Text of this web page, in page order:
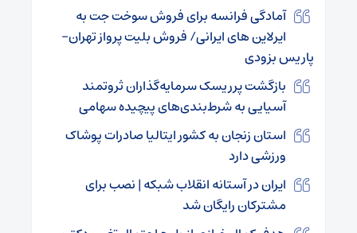
آمادگی فرانسه برای فروش سوخت جت به
ایرلاین های ایرانی/ فروش بلیت پرواز تهران-
پاریس بزودی
بازگشت پرریسک سرمایه‌گذاران ثروتمند
آسیایی به شرط‌بندی‌های پیچیده سهامی
استان زنجان به کشور ایتالیا صادرات پوشاک
ورزشی دارد
ایران در آستانه انقلاب شبکه | نصب برای
مشترکان رایگان شد